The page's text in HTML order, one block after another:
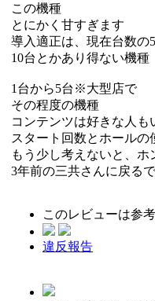
この機種
とにかく甘すぎます
導入適正は、現在台数の
10台とかあり得ない機種
1台から5台※大型店で
その程度の機種
コンテンツは好きな人
スタート回数とホールの
もう少し考えないと、ホ
3年前の三共さんに戻る
このレビューは参
違反報告